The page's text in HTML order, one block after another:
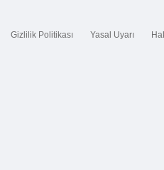
Gizlilik Politikası Yasal Uyarı